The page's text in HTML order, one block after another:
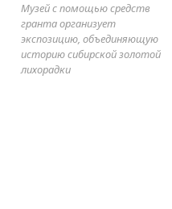
Музей с помощью средств
гранта организует
экспозицию, объединяющую
историю сибирской золотой
лихорадки